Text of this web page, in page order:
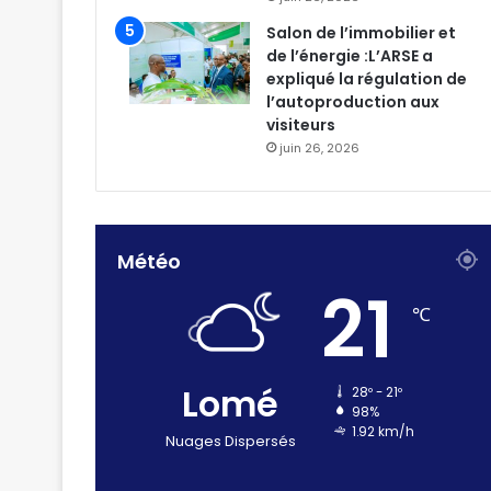
Salon de l’immobilier et
de l’énergie :L’ARSE a
expliqué la régulation de
l’autoproduction aux
visiteurs
juin 26, 2026
Météo
Lomé
Nuages Dispersés
21 ℃
28º - 21º
98%
1.92 km/h